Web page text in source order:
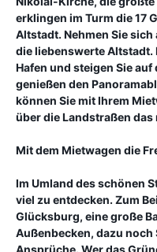
erklingen im Turm die 17
Altstadt. Nehmen Sie
die liebenswerte Altstadt.
Hafen und steigen Sie
genießen den
können Sie mit Ihrem
über die Landstraßen
Mit dem Mietwagen die
Im Umland des schönen
viel zu entdecken. Zum
Glücksburg, eine große
Außenbecken, dazu